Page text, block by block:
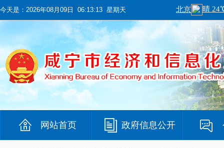
今天是： 2026年08月09日 06:13:14 星期天
网站首页 政府信息公开